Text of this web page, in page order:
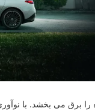
برق می بخشد. با